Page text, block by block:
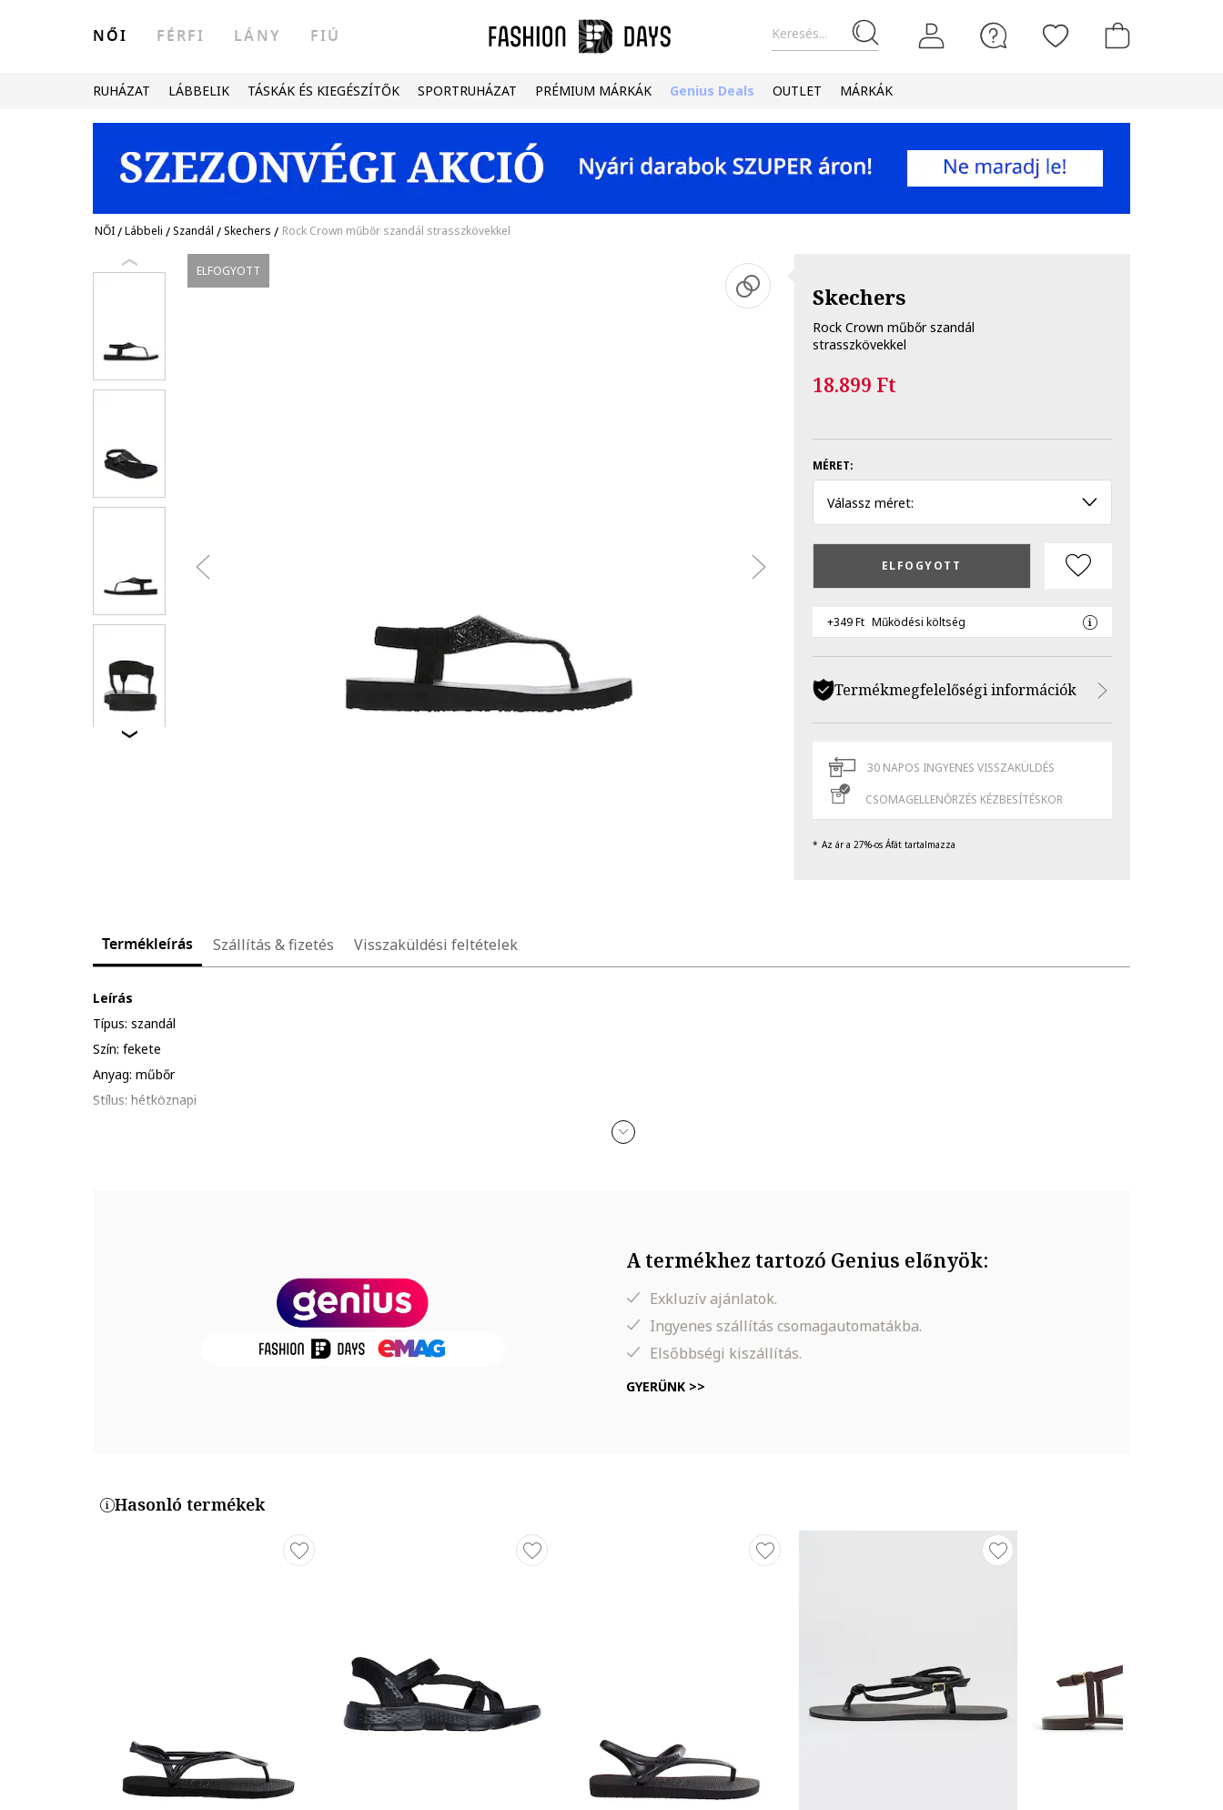
Keresés...
NŐI FÉRFI LÁNY FIÚ
RUHÁZAT LÁBBELIK TÁSKÁK ÉS KIEGÉSZÍTŐK SPORTRUHÁZAT PRÉMIUM MÁRKÁK Genius Deals OUTLET MÁRKÁK
NŐI/Lábbeli /Szandál /Skechers / Rock Crown műbőr szandál strasszkövekkel
ELFOGYOTT
Skechers
Rock Crown műbőr szandál
strasszkövekkel
18.899 Ft
MÉRET:
Válassz méret:
ELFOGYOTT
+349 Ft Működési költség
Termékmegfelelőségi információk
30 NAPOS INGYENES VISSZAKÜLDÉS
CSOMAGELLENŐRZÉS KÉZBESÍTÉSKOR
Az ár a 27%-os Áfát tartalmazza
Termékleírás Szállítás & fizetés Visszaküldési feltételek
Leírás
Típus: szandál
Szín: fekete
Anyag: műbőr
Stílus: hétköznapi
Belső anyag: egyéb anyagok, textil
A termékhez tartozó Genius előnyök:
Exkluzív ajánlatok.
Ingyenes szállítás csomagautomatákba.
Elsőbbségi kiszállítás.
GYERÜNK >>
Hasonló termékek